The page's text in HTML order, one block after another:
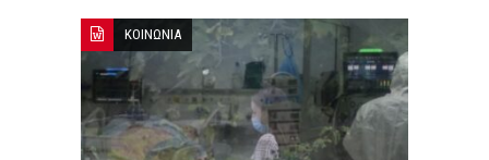
ΚΟΙΝΩΝΙΑ